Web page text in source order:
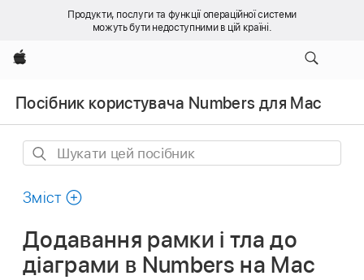
Продукти, послуги та функції операційної системи
можуть бути недоступними в цій країні.
Apple
Посібник користувача Numbers для Mac
Шукати
посібник
Зміст
Додавання рамки і тла до
діаграми в Numbers на Mac